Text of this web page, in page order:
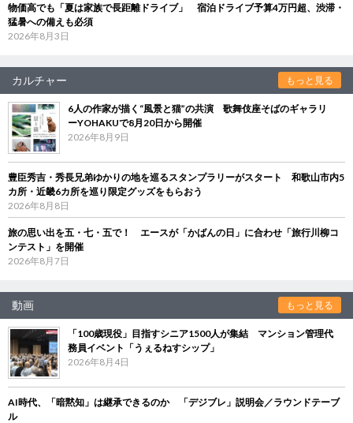
物価高でも「夏は家族で長距離ドライブ」 宿泊ドライブ予算4万円超、渋滞・
猛暑への備えも必須
2026年8月3日
カルチャー もっと見る
6人の作家が描く“風景と猫”の共演 歌舞伎座そばのギャラリ
ーYOHAKUで8月20日から開催
2026年8月9日
豊臣秀吉・秀長兄弟ゆかりの地を巡るスタンプラリーがスタート 和歌山市内5
カ所・近畿6カ所を巡り限定グッズをもらおう
2026年8月8日
旅の思い出を五・七・五で！ エースが「かばんの日」に合わせ「旅行川柳コ
ンテスト」を開催
2026年8月7日
動画 もっと見る
「100歳現役」目指すシニア1500人が集結 マンション管理代
務員イベント「うぇるねすシップ」
2026年8月4日
AI時代、「暗黙知」は継承できるのか 「デジブレ」説明会／ラウンドテーブ
ル